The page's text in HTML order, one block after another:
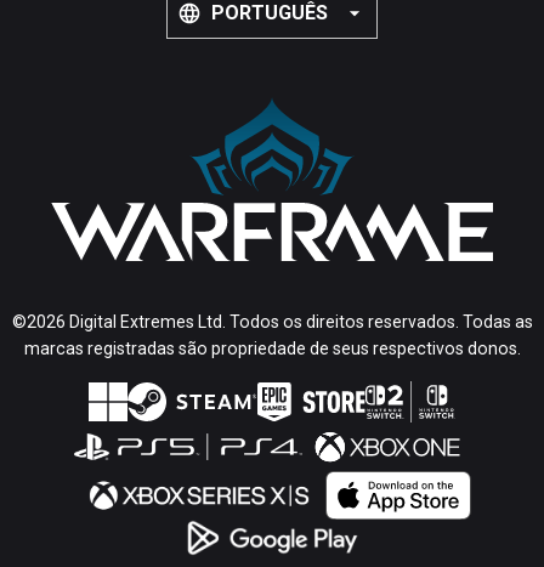
PORTUGUÊS
©2026 Digital Extremes Ltd. Todos os direitos reservados. Todas as
marcas registradas são propriedade de seus respectivos donos.